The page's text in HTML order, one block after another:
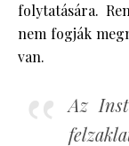
folytatására.
nem fogják
van.
Az